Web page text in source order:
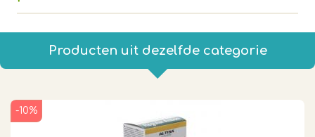
Producten uit dezelfde categorie
-10%